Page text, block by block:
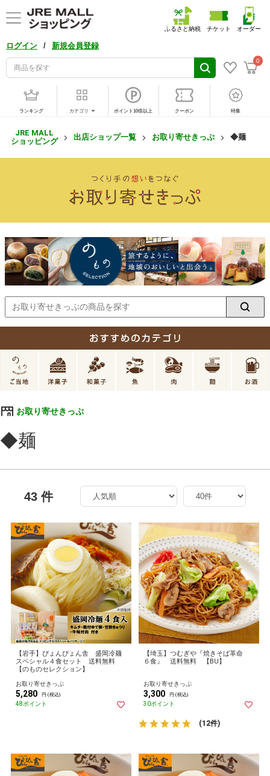
ログイン / 新規会員登録
0
ふるさと納税 チケット オーダー
ランキング カテゴリ ポイント10倍以上 クーポン 特集
JRE MALL
ショッピング
出店ショップ一覧 お取り寄せきっぷ ◆麺
お取り寄せきっぷ
◆麺
43 件
【岩手】ぴょんぴょん舎 盛岡冷麺
スペシャル４食セット 送料無料
【のものセレクション】
お取り寄せきっぷ
5,280 円 (税込)
48ポイント
【埼玉】つむぎや『焼きそば革命
６食』 送料無料 【BU】
お取り寄せきっぷ
3,300 円 (税込)
30ポイント
(12件)